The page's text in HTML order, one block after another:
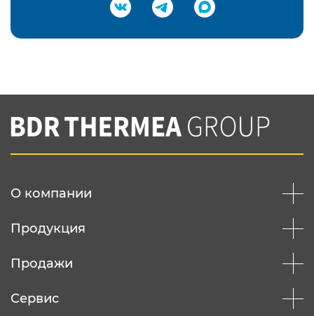
Подтвердить e-mail
Вы соглашаетесь с нашей политикой
конфеденциальности
О компании
Продукция
Продажи
Сервис